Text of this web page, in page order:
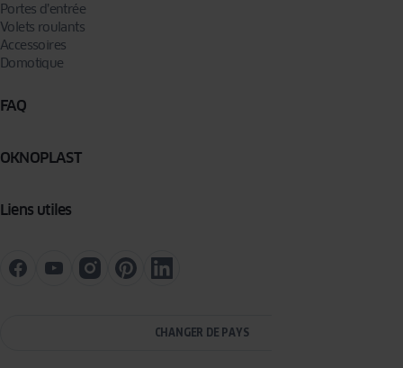
Portes d’entrée
Volets roulants
Accessoires
Domotique
FAQ
OKNOPLAST
Liens utiles
CHANGER DE PAYS